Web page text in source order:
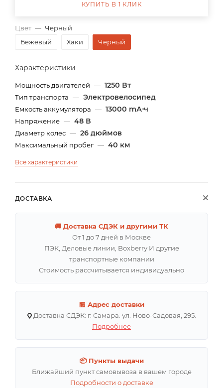
Цвет — Черный
Бежевый
Хаки Черный
Характеристики
Мощность двигателей — 1250 Вт
Тип транспорта — Электровелосипед
Емкость аккумулятора — 13000 mА⋅ч
Напряжение — 48 В
Диаметр колес — 26 дюймов
Максимальный пробег — 40 км
Все характеристики
ДОСТАВКА
🚚 Доставка СДЭК и другими ТК
От 1 до 7 дней в Москве
ПЭК, Деловые линии, Boxberry И другие
транспортные компании
Стоимость рассчитывается индивидуально
🏪 Адрес доставки
Доставка СДЭК: г. Самара. ул. Ново-Садовая, 295.
Подробнее
📦 Пункты выдачи
Ближайший пункт самовывоза в вашем городе
Подробности о доставке
КУПИТЬ В 1 КЛИК